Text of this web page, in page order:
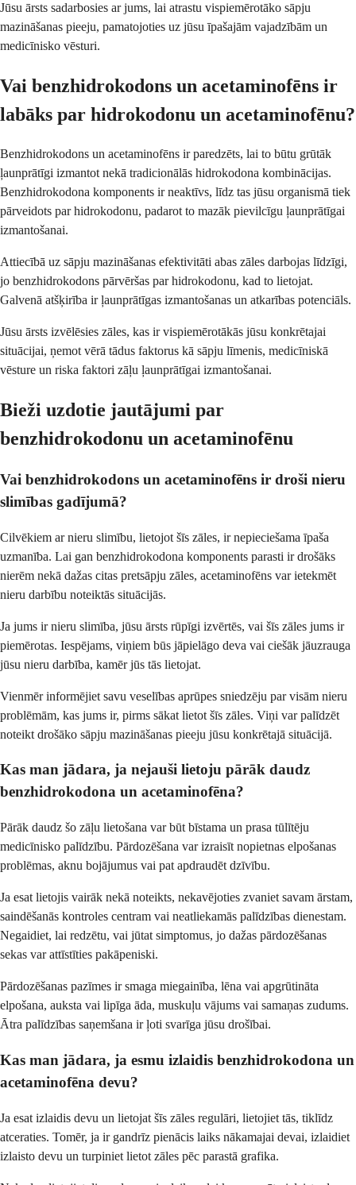
Jūsu ārsts sadarbosies ar jums, lai atrastu vispiemērotāko sāpju
mazināšanas pieeju, pamatojoties uz jūsu īpašajām vajadzībām un
medicīnisko vēsturi.
Vai benzhidrokodons un acetaminofēns ir
labāks par hidrokodonu un acetaminofēnu?
Benzhidrokodons un acetaminofēns ir paredzēts, lai to būtu grūtāk
ļaunprātīgi izmantot nekā tradicionālās hidrokodona kombinācijas.
Benzhidrokodona komponents ir neaktīvs, līdz tas jūsu organismā tiek
pārveidots par hidrokodonu, padarot to mazāk pievilcīgu ļaunprātīgai
izmantošanai.
Attiecībā uz sāpju mazināšanas efektivitāti abas zāles darbojas līdzīgi,
jo benzhidrokodons pārvēršas par hidrokodonu, kad to lietojat.
Galvenā atšķirība ir ļaunprātīgas izmantošanas un atkarības potenciāls.
Jūsu ārsts izvēlēsies zāles, kas ir vispiemērotākās jūsu konkrētajai
situācijai, ņemot vērā tādus faktorus kā sāpju līmenis, medicīniskā
vēsture un riska faktori zāļu ļaunprātīgai izmantošanai.
Bieži uzdotie jautājumi par
benzhidrokodonu un acetaminofēnu
Vai benzhidrokodons un acetaminofēns ir droši nieru
slimības gadījumā?
Cilvēkiem ar nieru slimību, lietojot šīs zāles, ir nepieciešama īpaša
uzmanība. Lai gan benzhidrokodona komponents parasti ir drošāks
nierēm nekā dažas citas pretsāpju zāles, acetaminofēns var ietekmēt
nieru darbību noteiktās situācijās.
Ja jums ir nieru slimība, jūsu ārsts rūpīgi izvērtēs, vai šīs zāles jums ir
piemērotas. Iespējams, viņiem būs jāpielāgo deva vai ciešāk jāuzrauga
jūsu nieru darbība, kamēr jūs tās lietojat.
Vienmēr informējiet savu veselības aprūpes sniedzēju par visām nieru
problēmām, kas jums ir, pirms sākat lietot šīs zāles. Viņi var palīdzēt
noteikt drošāko sāpju mazināšanas pieeju jūsu konkrētajā situācijā.
Kas man jādara, ja nejauši lietoju pārāk daudz
benzhidrokodona un acetaminofēna?
Pārāk daudz šo zāļu lietošana var būt bīstama un prasa tūlītēju
medicīnisko palīdzību. Pārdozēšana var izraisīt nopietnas elpošanas
problēmas, aknu bojājumus vai pat apdraudēt dzīvību.
Ja esat lietojis vairāk nekā noteikts, nekavējoties zvaniet savam ārstam,
saindēšanās kontroles centram vai neatliekamās palīdzības dienestam.
Negaidiet, lai redzētu, vai jūtat simptomus, jo dažas pārdozēšanas
sekas var attīstīties pakāpeniski.
Pārdozēšanas pazīmes ir smaga miegainība, lēna vai apgrūtināta
elpošana, auksta vai lipīga āda, muskuļu vājums vai samaņas zudums.
Ātra palīdzības saņemšana ir ļoti svarīga jūsu drošībai.
Kas man jādara, ja esmu izlaidis benzhidrokodona un
acetaminofēna devu?
Ja esat izlaidis devu un lietojat šīs zāles regulāri, lietojiet tās, tiklīdz
atceraties. Tomēr, ja ir gandrīz pienācis laiks nākamajai devai, izlaidiet
izlaisto devu un turpiniet lietot zāles pēc parastā grafika.